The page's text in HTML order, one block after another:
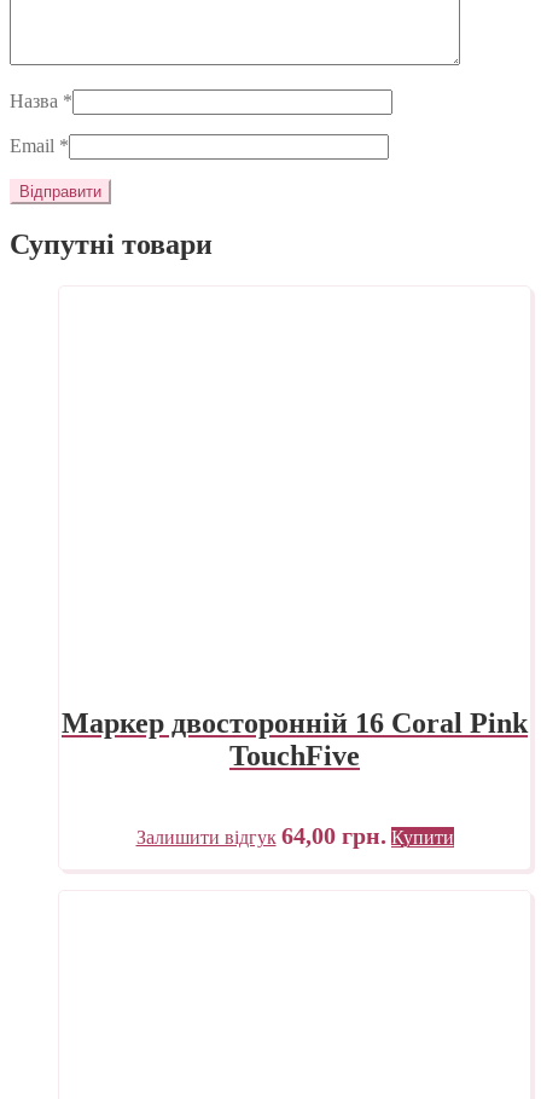
Назва *
Email *
Супутні товари
Маркер двосторонній 16 Coral Pink
TouchFive
Залишити відгук 64,00 грн. Купити